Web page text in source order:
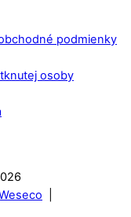
podmienky
osoby